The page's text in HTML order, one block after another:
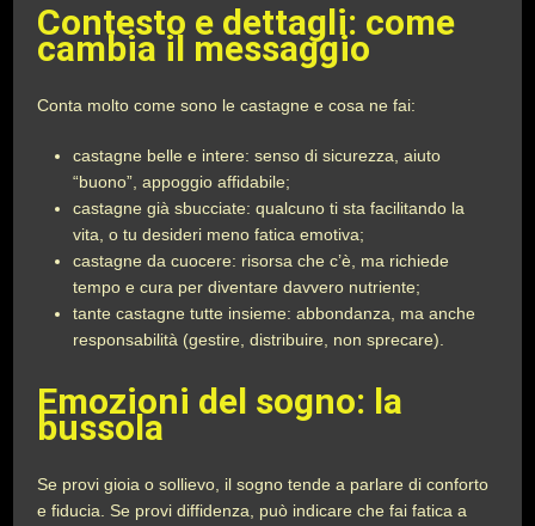
Contesto e dettagli: come
cambia il messaggio
Conta molto come sono le castagne e cosa ne fai:
castagne belle e intere: senso di sicurezza, aiuto
“buono”, appoggio affidabile;
castagne già sbucciate: qualcuno ti sta facilitando la
vita, o tu desideri meno fatica emotiva;
castagne da cuocere: risorsa che c’è, ma richiede
tempo e cura per diventare davvero nutriente;
tante castagne tutte insieme: abbondanza, ma anche
responsabilità (gestire, distribuire, non sprecare).
Emozioni del sogno: la
bussola
Se provi gioia o sollievo, il sogno tende a parlare di conforto
e fiducia. Se provi diffidenza, può indicare che fai fatica a